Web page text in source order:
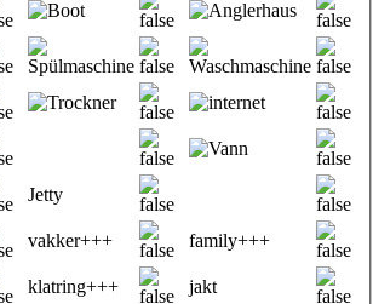
Jetty
vakker+++ family+++
klatring+++ jakt